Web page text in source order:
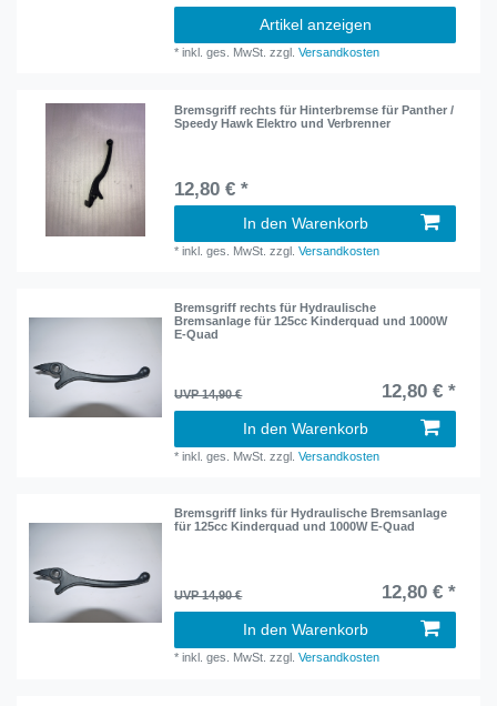
Artikel anzeigen
*inkl. ges. MwSt. zzgl.Versandkosten
Bremsgriff rechts für Hinterbremse für Panther /
Speedy Hawk Elektro und Verbrenner
12,80 € *
In den Warenkorb
*inkl. ges. MwSt. zzgl.Versandkosten
Bremsgriff rechts für Hydraulische
Bremsanlage für 125cc Kinderquad und 1000W
E-Quad
UVP 14,90 € 12,80 € *
In den Warenkorb
*inkl. ges. MwSt. zzgl.Versandkosten
Bremsgriff links für Hydraulische Bremsanlage
für 125cc Kinderquad und 1000W E-Quad
UVP 14,90 € 12,80 € *
In den Warenkorb
*inkl. ges. MwSt. zzgl.Versandkosten